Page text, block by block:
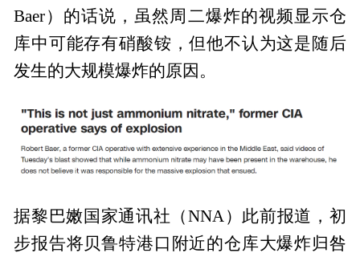
Baer）的话说，虽然周二爆炸的视频显示仓
库中可能存有硝酸铵，但他不认为这是随后
发生的大规模爆炸的原因。
据黎巴嫩国家通讯社（NNA）此前报道，初
步报告将贝鲁特港口附近的仓库大爆炸归咎